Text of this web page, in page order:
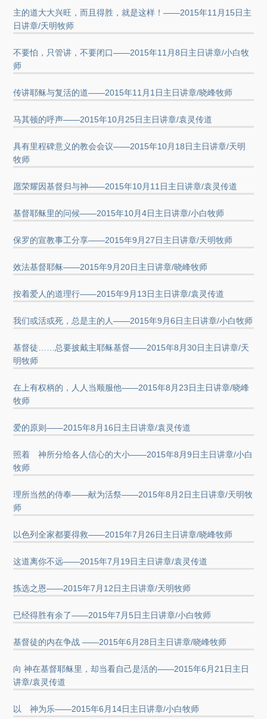
主的道大大兴旺，而且得胜，就是这样！——2015年11月15日主
日讲章/天明牧师
不要怕，只管讲，不要闭口——2015年11月8日主日讲章/小白牧
师
传讲耶稣与复活的道——2015年11月1日主日讲章/晓峰牧师
马其顿的呼声——2015年10月25日主日讲章/袁灵传道
具有里程碑意义的教会会议——2015年10月18日主日讲章/天明
牧师
愿荣耀因基督归与神——2015年10月11日主日讲章/袁灵传道
基督耶稣里的问候——2015年10月4日主日讲章/小白牧师
保罗的宣教事工分享——2015年9月27日主日讲章/天明牧师
效法基督耶稣——2015年9月20日主日讲章/晓峰牧师
按着爱人的道理行——2015年9月13日主日讲章/袁灵传道
我们或活或死，总是主的人——2015年9月6日主日讲章/小白牧师
基督徒……总要披戴主耶稣基督——2015年8月30日主日讲章/天
明牧师
在上有权柄的，人人当顺服他——2015年8月23日主日讲章/晓峰
牧师
爱的原则——2015年8月16日主日讲章/袁灵传道
照着 神所分给各人信心的大小——2015年8月9日主日讲章/小白
牧师
理所当然的侍奉——献为活祭——2015年8月2日主日讲章/天明牧
师
以色列全家都要得救——2015年7月26日主日讲章/晓峰牧师
这道离你不远——2015年7月19日主日讲章/袁灵传道
拣选之恩——2015年7月12日主日讲章/天明牧师
已经得胜有余了——2015年7月5日主日讲章/小白牧师
基督徒的内在争战 ——2015年6月28日主日讲章/晓峰牧师
向 神在基督耶稣里，却当看自己是活的——2015年6月21日主日
讲章/袁灵传道
以 神为乐——2015年6月14日主日讲章/小白牧师